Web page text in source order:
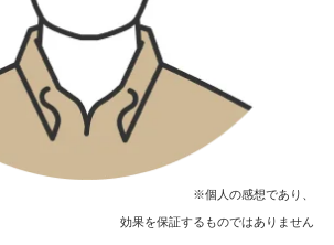
※個人の感想であり、
効果を保証するものではありません